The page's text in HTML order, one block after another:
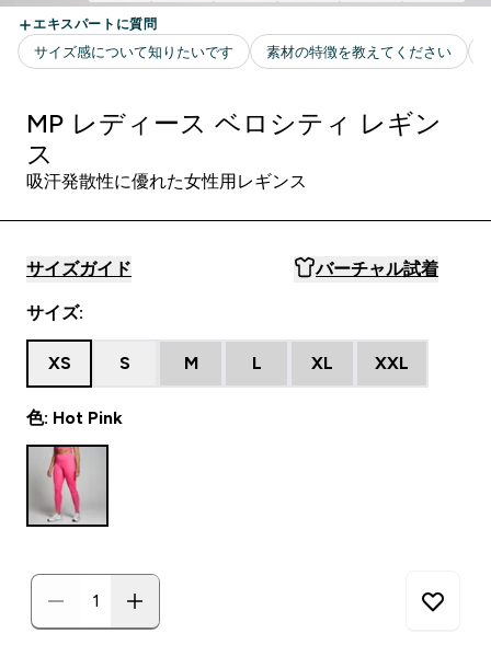
MP レディース ベロシティ レギン
ス
吸汗発散性に優れた女性用レギンス
サイズガイド バーチャル試着
サイズ:
XS S M L XL XXL
色: Hot Pink